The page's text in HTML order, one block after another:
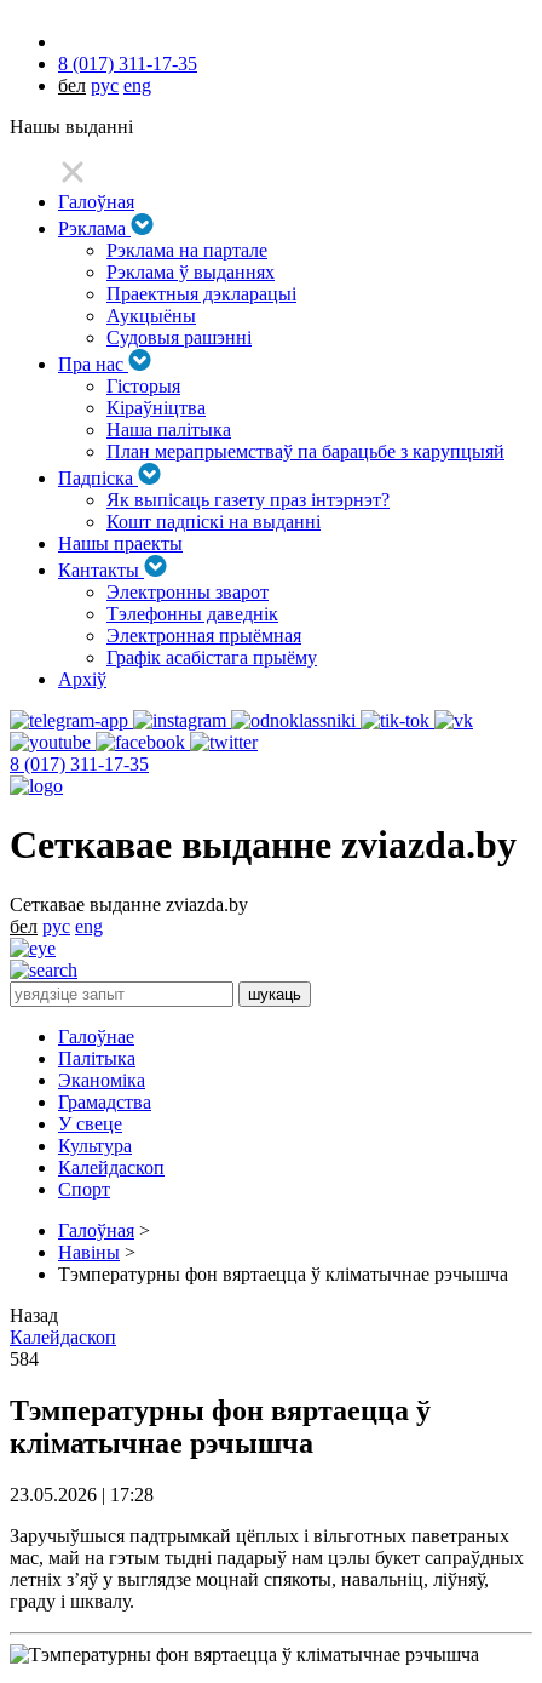
8 (017) 311-17-35
бел рус eng
Нашы выданні
Галоўная
Рэклама
Рэклама на партале
Рэклама ў выданнях
Праектныя дэкларацыі
Аукцыёны
Судовыя рашэнні
Пра нас
Гісторыя
Кіраўніцтва
Наша палітыка
План мерапрыемстваў па барацьбе з карупцыяй
Падпіска
Як выпісаць газету праз інтэрнэт?
Кошт падпіскі на выданні
Нашы праекты
Кантакты
Электронны зварот
Тэлефонны даведнік
Электронная прыёмная
Графік асабістага прыёму
Архіў
8 (017) 311-17-35
Сеткавае выданне zviazda.by
Сеткавае выданне zviazda.by
бел рус eng
Галоўнае
Палітыка
Эканоміка
Грамадства
У свеце
Культура
Калейдаскоп
Спорт
Галоўная >
Навіны >
Тэмпературны фон вяртаецца ў кліматычнае рэчышча
Назад
Калейдаскоп
584
Тэмпературны фон вяртаецца ў
кліматычнае рэчышча
23.05.2026 | 17:28
Заручыўшыся падтрымкай цёплых і вільготных паветраных
мас, май на гэтым тыдні падарыў нам цэлы букет сапраўдных
летніх з’яў у выглядзе моцнай спякоты, навальніц, ліўняў,
граду і шквалу.